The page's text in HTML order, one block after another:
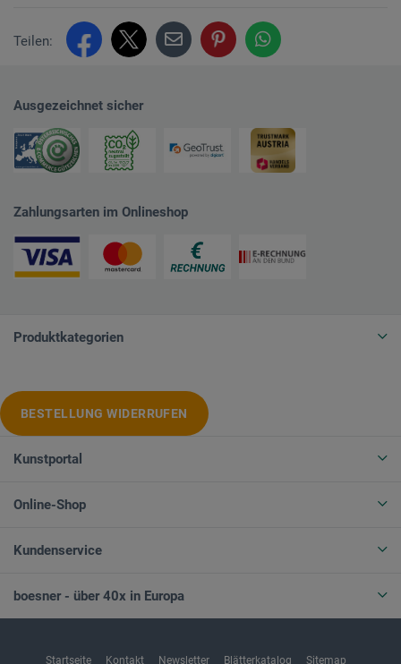
Teilen:
Ausgezeichnet sicher
Zahlungsarten im Onlineshop
Produktkategorien
BESTELLUNG WIDERRUFEN
Kunstportal
Online-Shop
Kundenservice
boesner - über 40x in Europa
Startseite Kontakt Newsletter Blätterkatalog Sitemap